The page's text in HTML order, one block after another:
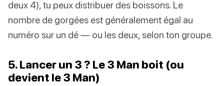
deux 4), tu peux distribuer des boissons. Le
nombre de gorgées est généralement égal au
numéro sur un dé — ou les deux, selon ton groupe.
5. Lancer un 3 ? Le 3 Man boit (ou
devient le 3 Man)